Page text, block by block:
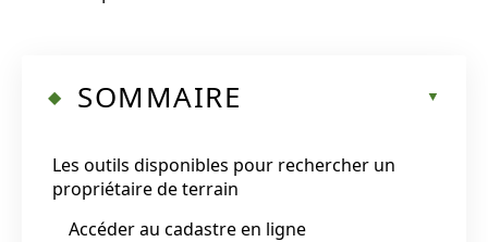
SOMMAIRE
Les outils disponibles pour rechercher un
propriétaire de terrain
Accéder au cadastre en ligne